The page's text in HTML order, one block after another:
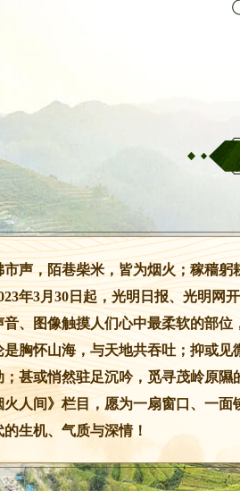
市声，陌巷柴米，皆为烟火；稼穑躬
年3月30日起，光明日报、光明网
音、图像触摸人们心中最柔软的部位
是胸怀山海，与天地共吞吐；抑或
；甚或悄然驻足沉吟，觅寻茂岭原隰
火人间》栏目，愿为一扇窗口、一
生机、气质与深情！